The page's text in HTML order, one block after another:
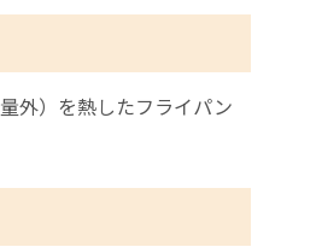
外）を熱したフライパン